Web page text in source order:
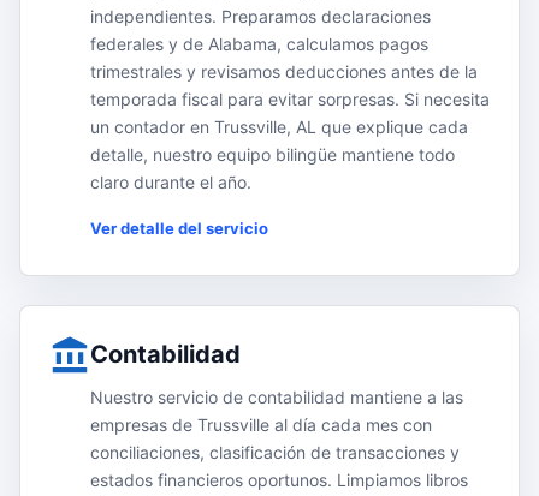
independientes. Preparamos declaraciones
federales y de Alabama, calculamos pagos
trimestrales y revisamos deducciones antes de la
temporada fiscal para evitar sorpresas. Si necesita
un contador en Trussville, AL que explique cada
detalle, nuestro equipo bilingüe mantiene todo
claro durante el año.
Ver detalle del servicio
Contabilidad
Nuestro servicio de contabilidad mantiene a las
empresas de Trussville al día cada mes con
conciliaciones, clasificación de transacciones y
estados financieros oportunos. Limpiamos libros